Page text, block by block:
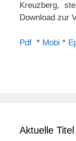
Kreuzberg,
Download zur
Pdf * Mobi *
Aktuelle Titel